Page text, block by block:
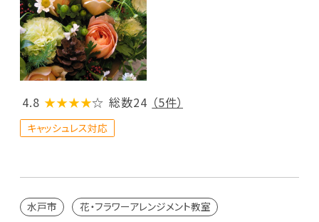
4.8 ★★★★☆ 総数24 （5件）
キャッシュレス対応
水戸市 花・フラワーアレンジメント教室